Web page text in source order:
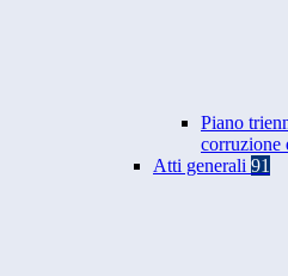
Piano
corruzione
Atti generali 91